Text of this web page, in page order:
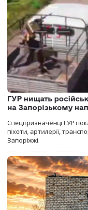
ГУР нищать
на Запорізькому
Спецпризначенці ГУР
піхоти, артилерії,
Запоріжжі.